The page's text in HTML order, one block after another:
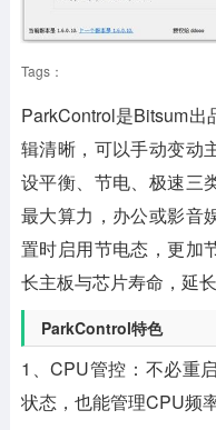
Tags：
ParkControl是Bitsum出
辑清晰，可以手动变动
设平衡、节电、极速三
最大算力，办公或影音
置时启用节电态，更加
长主板与芯片寿命，延
ParkControl特色
1、CPU管控：不必重
状态，也能管理CPU频率